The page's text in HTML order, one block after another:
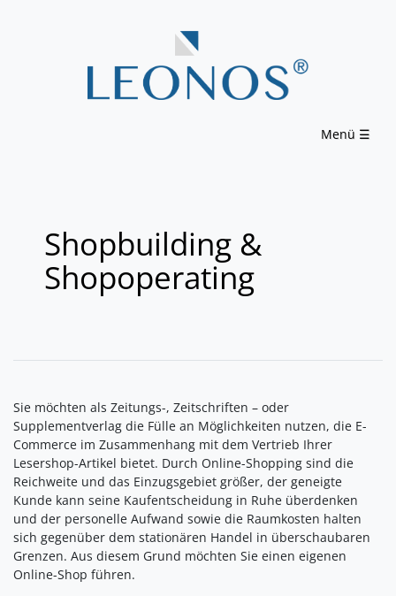
Menü ☰
Shopbuilding &
Shopoperating
Sie möchten als Zeitungs-, Zeitschriften – oder
Supplementverlag die Fülle an Möglichkeiten nutzen, die E-
Commerce im Zusammenhang mit dem Vertrieb Ihrer
Lesershop-Artikel bietet. Durch Online-Shopping sind die
Reichweite und das Einzugsgebiet größer, der geneigte
Kunde kann seine Kaufentscheidung in Ruhe überdenken
und der personelle Aufwand sowie die Raumkosten halten
sich gegenüber dem stationären Handel in überschaubaren
Grenzen. Aus diesem Grund möchten Sie einen eigenen
Online-Shop führen.